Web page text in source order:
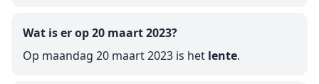
Wat is er op 20 maart 2023?
Op maandag 20 maart 2023 is het lente.